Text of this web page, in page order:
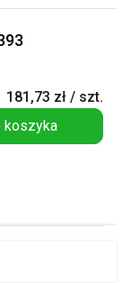
181,73 zł / szt.
koszyka